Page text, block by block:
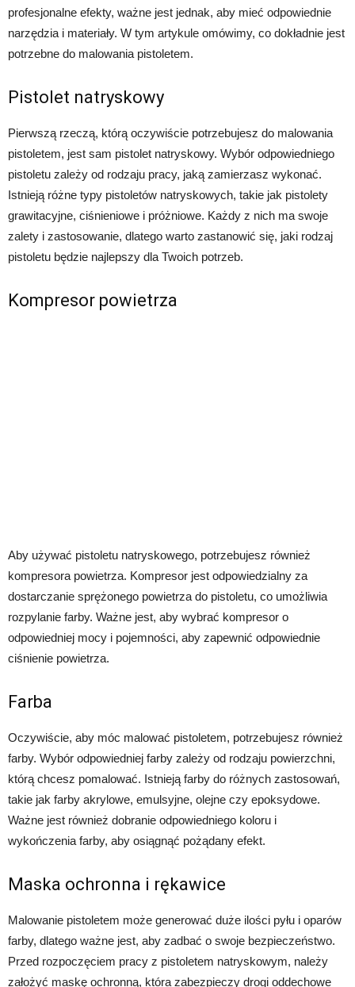
profesjonalne efekty, ważne jest jednak, aby mieć odpowiednie
narzędzia i materiały. W tym artykule omówimy, co dokładnie jest
potrzebne do malowania pistoletem.
Pistolet natryskowy
Pierwszą rzeczą, którą oczywiście potrzebujesz do malowania
pistoletem, jest sam pistolet natryskowy. Wybór odpowiedniego
pistoletu zależy od rodzaju pracy, jaką zamierzasz wykonać.
Istnieją różne typy pistoletów natryskowych, takie jak pistolety
grawitacyjne, ciśnieniowe i próżniowe. Każdy z nich ma swoje
zalety i zastosowanie, dlatego warto zastanowić się, jaki rodzaj
pistoletu będzie najlepszy dla Twoich potrzeb.
Kompresor powietrza
Aby używać pistoletu natryskowego, potrzebujesz również
kompresora powietrza. Kompresor jest odpowiedzialny za
dostarczanie sprężonego powietrza do pistoletu, co umożliwia
rozpylanie farby. Ważne jest, aby wybrać kompresor o
odpowiedniej mocy i pojemności, aby zapewnić odpowiednie
ciśnienie powietrza.
Farba
Oczywiście, aby móc malować pistoletem, potrzebujesz również
farby. Wybór odpowiedniej farby zależy od rodzaju powierzchni,
którą chcesz pomalować. Istnieją farby do różnych zastosowań,
takie jak farby akrylowe, emulsyjne, olejne czy epoksydowe.
Ważne jest również dobranie odpowiedniego koloru i
wykończenia farby, aby osiągnąć pożądany efekt.
Maska ochronna i rękawice
Malowanie pistoletem może generować duże ilości pyłu i oparów
farby, dlatego ważne jest, aby zadbać o swoje bezpieczeństwo.
Przed rozpoczęciem pracy z pistoletem natryskowym, należy
założyć maskę ochronną, która zabezpieczy drogi oddechowe